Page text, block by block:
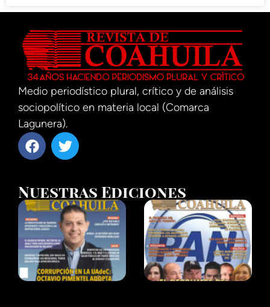
Medio periodístico plural, crítico y de análisis
sociopolítico en materia local (Comarca
Lagunera).
Nuestras Ediciones